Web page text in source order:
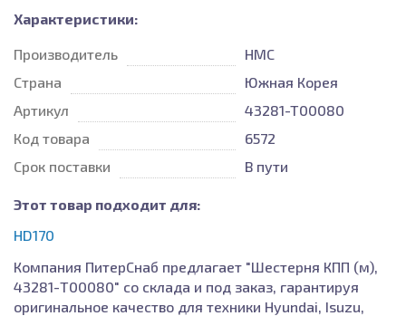
Характеристики:
Производитель
HMC
Страна
Южная Корея
Артикул
43281-T00080
Код товара
6572
Срок поставки
В пути
Этот товар подходит для:
HD170
Компания ПитерСнаб предлагает "Шестерня КПП (м),
43281-T00080" со склада и под заказ, гарантируя
оригинальное качество для техники Hyundai, Isuzu,